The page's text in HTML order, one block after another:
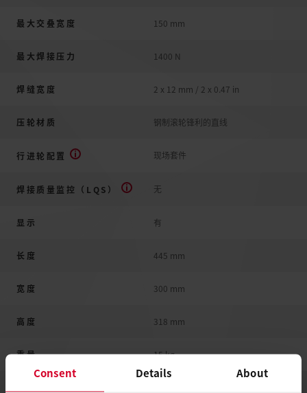
Consent Details About
最大交叠宽度 150 mm
最大焊接压力 1400 N
焊缝宽度 2 x 12 mm / 2 x 0.47 in
压轮材质 钢制滚轮锋利的直线
行进轮配置 现场套件
焊接质量监控（LQS） 无
显示 有
长度 445 mm
宽度 300 mm
高度 318 mm
重量 15 kg